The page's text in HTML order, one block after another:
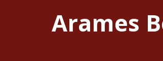
Arames